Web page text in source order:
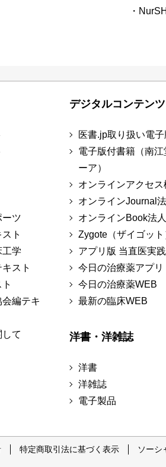
・
ーツ
ト
工学
スト
編テキ
て
デジタルコンテンツ
医書.jp取り扱い電
電子版付書籍（南江
ーア）
オンラインアクセ
オンラインJournal
オンラインBook法
Zygote（ザイゴット
アプリ版 当直医実
今日の治療薬アプリ
今日の治療薬WEB
最新の臨床WEB
洋書・洋雑誌
洋書
洋雑誌
電子製品
特定商取引法に基づく表示 ソーシ